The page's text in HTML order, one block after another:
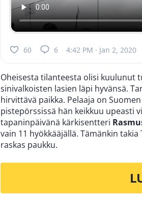
60 6 4:42 PM · Jan 2, 2020
Oheisesta tilanteesta olisi kuulunut
sinivalkoisten lasien läpi hyvänsä.
hirvittävä paikka. Pelaaja on
pistepörssissä hän keikkuu upeasti
tapaninpäivänä kärkisentteri
vain 11 hyökkääjällä. Tämänkin
raskas paukku.